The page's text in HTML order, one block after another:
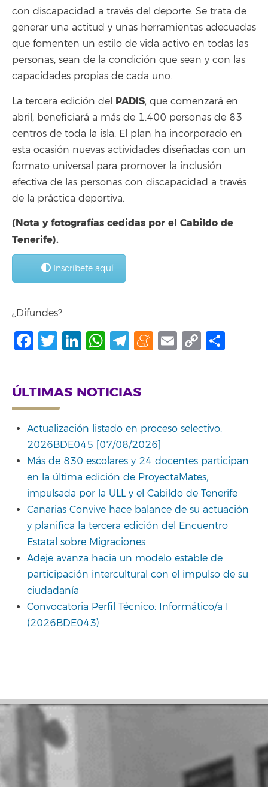
con discapacidad a través del deporte. Se trata de
generar una actitud y unas herramientas adecuadas
que fomenten un estilo de vida activo en todas las
personas, sean de la condición que sean y con las
capacidades propias de cada uno.
La tercera edición del PADIS, que comenzará en
abril, beneficiará a más de 1.400 personas de 83
centros de toda la isla. El plan ha incorporado en
esta ocasión nuevas actividades diseñadas con un
formato universal para promover la inclusión
efectiva de las personas con discapacidad a través
de la práctica deportiva.
(Nota y fotografías cedidas por el Cabildo de
Tenerife).
Inscríbete aquí
¿Difundes?
Facebook
Twitter
LinkedIn
WhatsApp
Telegram
Meneame
Email
Copy
ÚLTIMAS NOTICIAS
Actualización listado en proceso selectivo:
2026BDE045 [07/08/2026]
Más de 830 escolares y 24 docentes participan
en la última edición de ProyectaMates,
impulsada por la ULL y el Cabildo de Tenerife
Canarias Convive hace balance de su actuación
y planifica la tercera edición del Encuentro
Estatal sobre Migraciones
Adeje avanza hacia un modelo estable de
participación intercultural con el impulso de su
ciudadanía
Convocatoria Perfil Técnico: Informático/a I
(2026BDE043)